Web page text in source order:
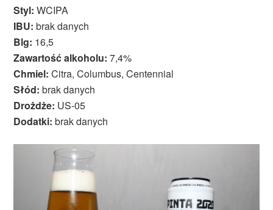
Styl: WCIPA
IBU: brak danych
Blg: 16,5
Zawartość alkoholu: 7,4%
Chmiel: Citra, Columbus, Centennial
Słód: brak danych
Drożdże: US-05
Dodatki: brak danych